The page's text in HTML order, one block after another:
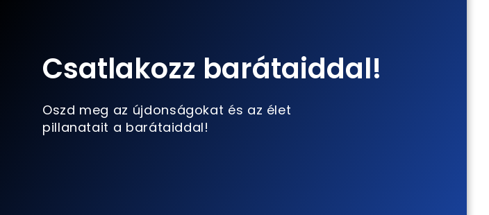
Csatlakozz barátaiddal!
Oszd meg az újdonságokat és az élet
pillanatait a barátaiddal!